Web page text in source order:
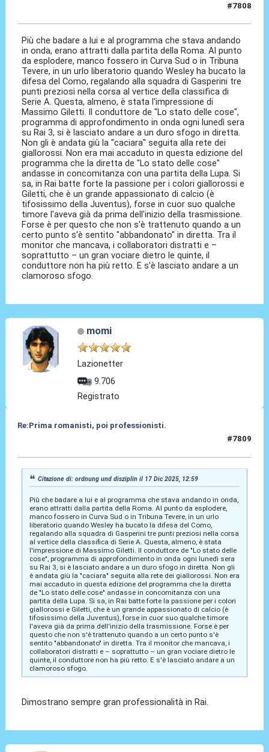
#7808
Più che badare a lui e al programma che stava andando
in onda, erano attratti dalla partita della Roma. Al punto
da esplodere, manco fossero in Curva Sud o in Tribuna
Tevere, in un urlo liberatorio quando Wesley ha bucato la
difesa del Como, regalando alla squadra di Gasperini tre
punti preziosi nella corsa al vertice della classifica di
Serie A. Questa, almeno, è stata l'impressione di
Massimo Giletti. Il conduttore de "Lo stato delle cose",
programma di approfondimento in onda ogni lunedì sera
su Rai 3, si è lasciato andare a un duro sfogo in diretta.
Non gli è andata giù la "caciara" seguita alla rete dei
giallorossi. Non era mai accaduto in questa edizione del
programma che la diretta de "Lo stato delle cose"
andasse in concomitanza con una partita della Lupa. Si
sa, in Rai batte forte la passione per i colori giallorossi e
Giletti, che è un grande appassionato di calcio (è
tifosissimo della Juventus), forse in cuor suo qualche
timore l'aveva già da prima dell'inizio della trasmissione.
Forse è per questo che non s'è trattenuto quando a un
certo punto s'è sentito "abbandonato" in diretta. Tra il
monitor che mancava, i collaboratori distratti e –
soprattutto – un gran vociare dietro le quinte, il
conduttore non ha più retto. E s'è lasciato andare a un
clamoroso sfogo.
momi
Lazionetter
9.706
Registrato
Re:Prima romanisti, poi professionisti.
#7809
Citazione di: ordnung und disziplin il 17 Dic 2025, 12:59
Più che badare a lui e al programma che stava andando in onda,
erano attratti dalla partita della Roma. Al punto da esplodere,
manco fossero in Curva Sud o in Tribuna Tevere, in un urlo
liberatorio quando Wesley ha bucato la difesa del Como,
regalando alla squadra di Gasperini tre punti preziosi nella corsa
al vertice della classifica di Serie A. Questa, almeno, è stata
l'impressione di Massimo Giletti. Il conduttore de "Lo stato delle
cose", programma di approfondimento in onda ogni lunedì sera
su Rai 3, si è lasciato andare a un duro sfogo in diretta. Non gli
è andata giù la "caciara" seguita alla rete dei giallorossi. Non era
mai accaduto in questa edizione del programma che la diretta
de "Lo stato delle cose" andasse in concomitanza con una
partita della Lupa. Si sa, in Rai batte forte la passione per i colori
giallorossi e Giletti, che è un grande appassionato di calcio (è
tifosissimo della Juventus), forse in cuor suo qualche timore
l'aveva già da prima dell'inizio della trasmissione. Forse è per
questo che non s'è trattenuto quando a un certo punto s'è
sentito "abbandonato" in diretta. Tra il monitor che mancava, i
collaboratori distratti e – soprattutto – un gran vociare dietro le
quinte, il conduttore non ha più retto. E s'è lasciato andare a un
clamoroso sfogo.
Dimostrano sempre gran professionalità in Rai.